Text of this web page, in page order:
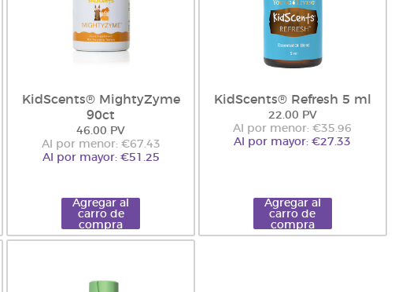
KidScents® MightyZyme
90ct
46.00 PV
Al por menor: €67.43
Al por mayor: €51.25
Agregar al
carro de
compra
KidScents® Refresh 5 ml
22.00 PV
Al por menor: €35.96
Al por mayor: €27.33
Agregar al
carro de
compra